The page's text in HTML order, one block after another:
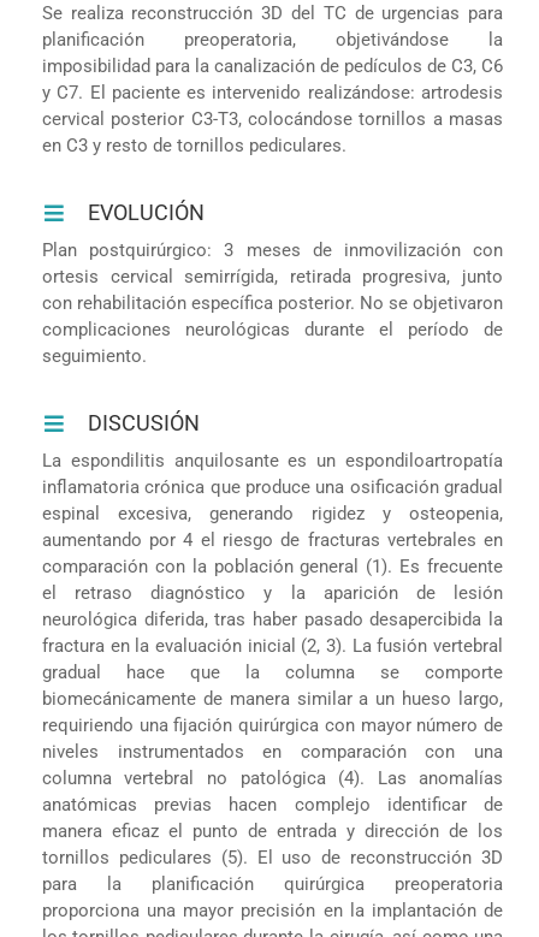
Se realiza reconstrucción 3D del TC de urgencias para
planificación preoperatoria, objetivándose la
imposibilidad para la canalización de pedículos de C3, C6
y C7. El paciente es intervenido realizándose: artrodesis
cervical posterior C3-T3, colocándose tornillos a masas
en C3 y resto de tornillos pediculares.
EVOLUCIÓN
Plan postquirúrgico: 3 meses de inmovilización con
ortesis cervical semirrígida, retirada progresiva, junto
con rehabilitación específica posterior. No se objetivaron
complicaciones neurológicas durante el período de
seguimiento.
DISCUSIÓN
La espondilitis anquilosante es un espondiloartropatía
inflamatoria crónica que produce una osificación gradual
espinal excesiva, generando rigidez y osteopenia,
aumentando por 4 el riesgo de fracturas vertebrales en
comparación con la población general (1). Es frecuente
el retraso diagnóstico y la aparición de lesión
neurológica diferida, tras haber pasado desapercibida la
fractura en la evaluación inicial (2, 3). La fusión vertebral
gradual hace que la columna se comporte
biomecánicamente de manera similar a un hueso largo,
requiriendo una fijación quirúrgica con mayor número de
niveles instrumentados en comparación con una
columna vertebral no patológica (4). Las anomalías
anatómicas previas hacen complejo identificar de
manera eficaz el punto de entrada y dirección de los
tornillos pediculares (5). El uso de reconstrucción 3D
para la planificación quirúrgica preoperatoria
proporciona una mayor precisión en la implantación de